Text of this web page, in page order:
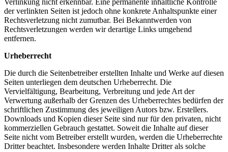
der verlinkten Seiten ist jedoch ohne konkrete Anhaltspunkte einer
Rechtsverletzung nicht zumutbar. Bei Bekanntwerden von
Rechtsverletzungen werden wir derartige Links umgehend
entfernen.
Urheberrecht
Die durch die Seitenbetreiber erstellten Inhalte und Werke auf diesen
Seiten unterliegen dem deutschen Urheberrecht. Die
Vervielfältigung, Bearbeitung, Verbreitung und jede Art der
Verwertung außerhalb der Grenzen des Urheberrechtes bedürfen der
schriftlichen Zustimmung des jeweiligen Autors bzw. Erstellers.
Downloads und Kopien dieser Seite sind nur für den privaten, nicht
kommerziellen Gebrauch gestattet. Soweit die Inhalte auf dieser
Seite nicht vom Betreiber erstellt wurden, werden die Urheberrechte
Dritter beachtet. Insbesondere werden Inhalte Dritter als solche